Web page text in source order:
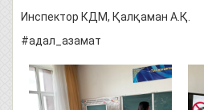
Инспектор КДМ, Қалқаман А.Қ.
#адал_азамат